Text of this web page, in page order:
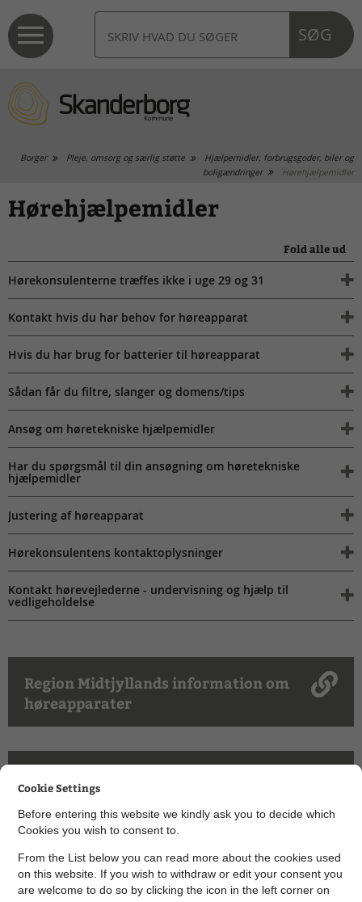
SØG
Borger Pleje, omsorg og særlig støtte
Hjælpemidler, forbrugsgoder, biler og
boligændringer
Hørehjælpemidler
Hørehjælpemidler
Fold alle ud
Hørekonsulenterne træffes ikke i uge 29 og 31
Kontakt hvis du har behov for høreapparat
Hvis du har brug for batterier til høreapparat
Sådan får du filtre, slanger og domens/tips
Ansøg om høretekniske hjælpemidler
Har du spørgsmål til din ansøgning om høretekniske
hjælpemidler
Justering af høreapparat
Hørekonsulentens kontaktoplysninger
Kontakt hørevejlederne - undervisning og hjælp til
vedligeholdelse
Region Midtjyllands information om
høreapparater
Kommune omkring justering,
tilkobling og reparation af
høreapparater
Cookie Settings
Before entering this website we kindly ask you to decide which
Cookies you wish to consent to.
From the List below you can read more about the cookies used
on this website. If you wish to withdraw or edit your consent you
are welcome to do so by clicking the icon in the left corner on